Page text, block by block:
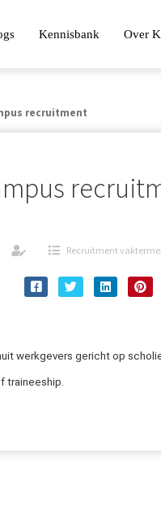
Kennisbank Over
recruitment
Recruitment
werkgevers gericht op
traineeship.